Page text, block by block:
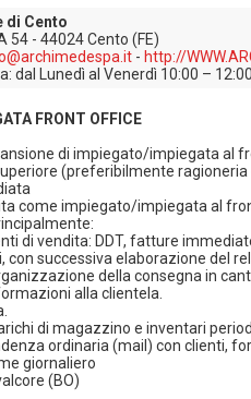
di Cento
54 - 44024 Cento (FE)
- http://
dal Lunedì al Venerdì 10:00 –
FRONT OFFICE
di impiegato/impiegata al
(preferibilmente
come impiegato/impiegata al
di vendita: DDT, fatture
con successiva elaborazione del
della consegna in
alla clientela.
di magazzino e inventari
ordinaria (mail) con clienti,
giornaliero
(BO)